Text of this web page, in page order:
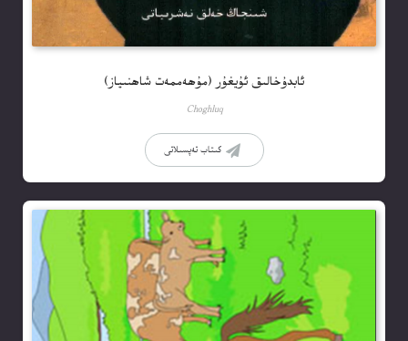
ئابدۇخالىق ئۇيغۇر (مۇھەممەت شاھنىياز)
Choghluq
كىتاب تەپسىلاتى